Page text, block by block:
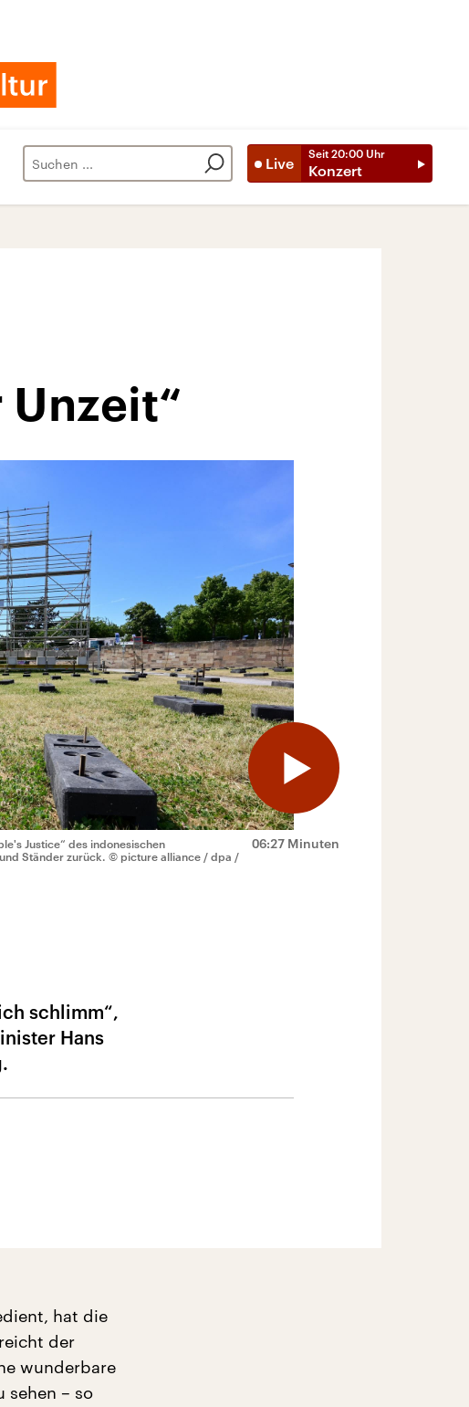
Live
Seit 20:00 Uhr
Konzert
Unzeit“
06:27 Minuten
Justice“ des indonesischen
Ständer zurück. © picture alliance / dpa /
schlimm“,
Hans
hat die
der
wunderbare
sehen – so